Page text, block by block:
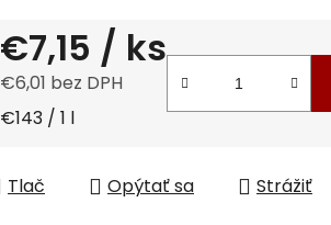
€7,15 / ks
€6,01 bez DPH
Jednotková cena:
€143 / 1 l
Tlač Opýtať sa Strážiť